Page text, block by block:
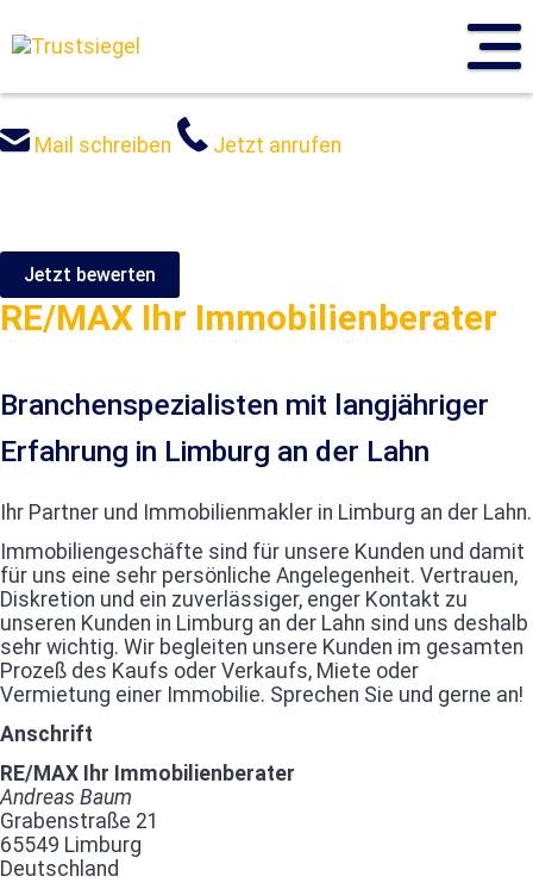
zum
Inhalt
Mail schreiben Jetzt anrufen
Jetzt bewerten
RE/MAX Ihr Immobilienberater
Branchenspezialisten mit langjähriger
Erfahrung in Limburg an der Lahn
Ihr Partner und Immobilienmakler in Limburg an der Lahn.
Immobiliengeschäfte sind für unsere Kunden und damit
für uns eine sehr persönliche Angelegenheit. Vertrauen,
Diskretion und ein zuverlässiger, enger Kontakt zu
unseren Kunden in Limburg an der Lahn sind uns deshalb
sehr wichtig. Wir begleiten unsere Kunden im gesamten
Prozeß des Kaufs oder Verkaufs, Miete oder
Vermietung einer Immobilie. Sprechen Sie und gerne an!
Anschrift
RE/MAX Ihr Immobilienberater
Andreas Baum
Grabenstraße 21
65549 Limburg
Deutschland